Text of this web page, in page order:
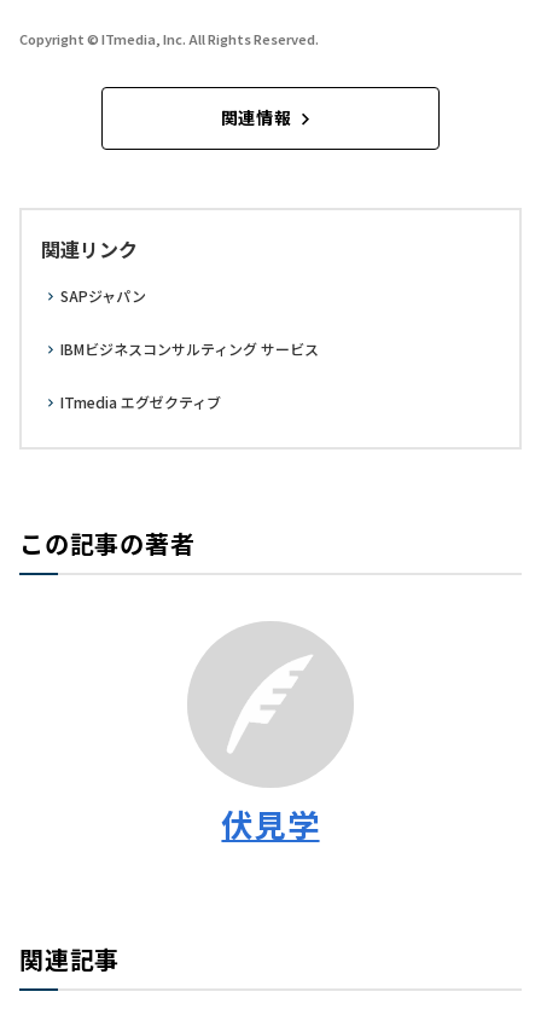
Copyright © ITmedia, Inc. All Rights Reserved.
関連情報
関連リンク
SAPジャパン
IBMビジネスコンサルティング サービス
ITmedia エグゼクティブ
この記事の著者
伏見学
関連記事